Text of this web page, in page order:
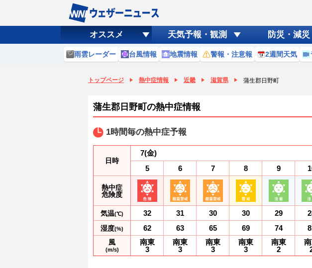
オススメ 天気予報・観測 防災・減災
雨雲レーダー 台風情報 地震情報 警報・注意報 2週間天気
トップページ 熱中症情報 近畿 滋賀県 蒲生郡日野町
蒲生郡日野町の熱中症情報
1時間毎の熱中症予報
日時
熱中症
危険度
気温(℃)
湿度(%)
風
(m/s)
7(金)
5
32
62
南東
3
6
31
63
南東
3
7
30
65
南東
3
8
30
69
南東
3
9
29
74
南東
2